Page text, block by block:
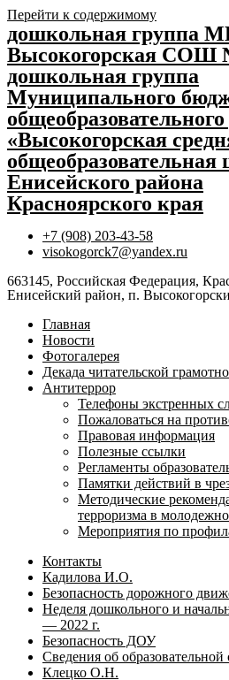
Перейти к содержимому
дошкольная группа
Высокогорская СОШ
дошкольная группа
Муниципального
«Высокогорская
Енисейского района
Красноярского края
+7 (908) 203-43-58
visokogorck7@yandex.ru
663145, Российская Федерация,
Енисейский район, п.
Главная
Новости
Фотогалерея
Декада читательской
Антитеррор
Телефоны экстренных
Пожаловаться на
Правовая информация
Полезные ссылки
Регламенты
Памятки действий в
Методические
терроризма в
Мероприятия по
Контакты
Кадилова И.О.
Безопасность дорожного
Неделя дошкольного и
— 2022 г.
Безопасность ДОУ
Сведения об образовательной
Клецко О.Н.